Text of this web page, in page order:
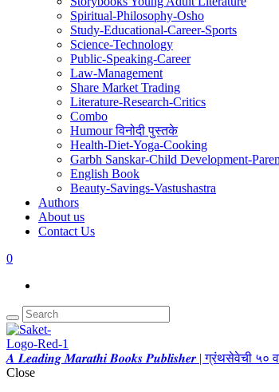
Spiritual-Philosophy-Osho
Study-Educational-Career-Sports
Science-Technology
Public-Speaking-Career
Law-Management
Share Market Trading
Literature-Research-Critics
Combo
Humour विनोदी पुस्तके
Health-Diet-Yoga-Cooking
Garbh Sanskar-Child Development-
English Book
Beauty-Savings-Vastushastra
Authors
About us
Contact Us
0
𝑨 𝑳𝒆𝒂𝒅𝒊𝒏𝒈 𝑴𝒂𝒓𝒂𝒕𝒉𝒊 𝑩𝒐𝒐𝒌𝒔 𝑷𝒖𝒃𝒍𝒊𝒔𝒉𝒆𝒓 | ग्रंथसेवेची ५० वर्षे
Close